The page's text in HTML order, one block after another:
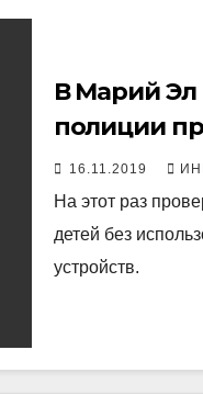
В Марий Эл
полиции
16.11.2019
На этот раз
детей без
устройств.